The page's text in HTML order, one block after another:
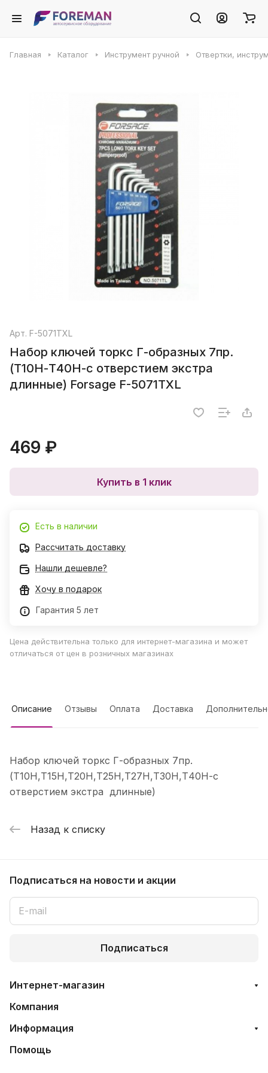
Главная Каталог Инструмент ручной Отвертки,
Арт. F-5071TXL
Набор ключей торкс Г-образных 7пр.
(Т10Н-Т40Н-с отверстием экстра
длинные) Forsage F-5071TXL
469 ₽
Купить в 1 клик
Есть в наличии
Рассчитать доставку
Нашли дешевле?
Хочу в подарок
Гарантия 5 лет
Цена действительна только для интернет-магазина и может
отличаться от цен в розничных магазинах
Описание Отзывы Оплата Доставка
Набор ключей торкс Г-образных 7пр.
(Т10Н,Т15Н,Т20Н,Т25Н,Т27Н,Т30Н,Т40Н-с
отверстием экстра длинные)
Назад к списку
Подписаться на новости и акции
Подписаться
Интернет-магазин
Компания
Информация
Помощь